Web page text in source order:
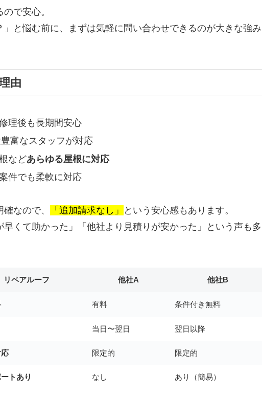
で安心。
」と悩む前に、まずは気軽に問い合わせできるのが大きな強み
由
理後も長期間安心
富なスタッフが対応
などあらゆる屋根に対応
件でも柔軟に対応
なので、 「追加請求なし」
という安心感もあります。
くて助かった」「他社より見積りが安かった」という声も多
リペアルーフ 他社A 他社B
有料 条件付き無料
当日〜翌日 翌日以降
限定的 限定的
トあり なし あり（簡易）